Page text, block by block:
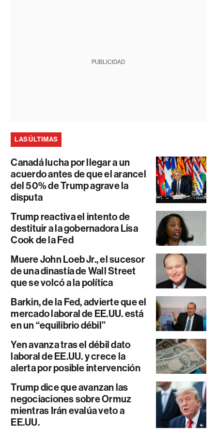
PUBLICIDAD
LAS ÚLTIMAS
Canadá lucha por llegar a un
acuerdo antes de que el arancel
del 50% de Trump agrave la
disputa
Trump reactiva el intento de
destituir a la gobernadora Lisa
Cook de la Fed
Muere John Loeb Jr., el sucesor
de una dinastía de Wall Street
que se volcó a la política
Barkin, de la Fed, advierte que el
mercado laboral de EE.UU. está
en un “equilibrio débil”
Yen avanza tras el débil dato
laboral de EE.UU. y crece la
alerta por posible intervención
Trump dice que avanzan las
negociaciones sobre Ormuz
mientras Irán evalúa veto a
EE.UU.